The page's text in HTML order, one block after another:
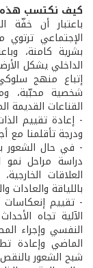
كيف نكتسب هذه
باعتبار أن خفّة
الإجتماعي ترتوي
بشرية كامنة،
الداخلي يشكل
إتباع منهج
شخصية محبّبة،
القناعات القديمة
- إعادة تقييم
ودرجة تأقلمنا مع
- في حال الشعور
دراسة مراحل نمو
العلاقات
باللياقة والعادات
- تقييم إنعكاسات
الآلية تجاه
النفسي وإجراء
الماضي وإعادة
شبح الشعور